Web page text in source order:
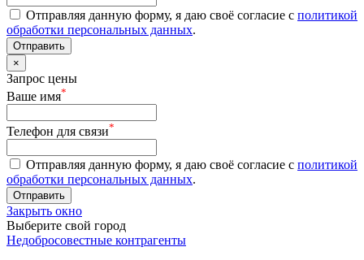
Отправляя данную форму, я даю своё согласие с политикой
обработки персональных данных.
Отправить
×
Запрос цены
Ваше имя*
Телефон для связи*
Отправляя данную форму, я даю своё согласие с политикой
обработки персональных данных.
Отправить
Закрыть окно
Выберите свой город
Недобросовестные контрагенты